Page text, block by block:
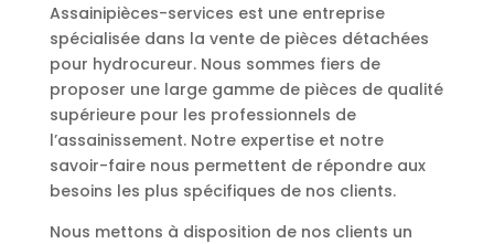
Assainipièces-services est une entreprise
spécialisée dans la vente de pièces détachées
pour hydrocureur. Nous sommes fiers de
proposer une large gamme de pièces de qualité
supérieure pour les professionnels de
l’assainissement. Notre expertise et notre
savoir-faire nous permettent de répondre aux
besoins les plus spécifiques de nos clients.
Nous mettons à disposition de nos clients un